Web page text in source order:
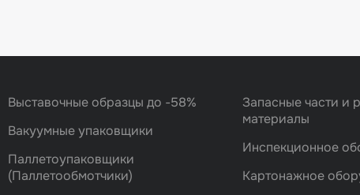
Выставочные образцы до -58%
Вакуумные упаковщики
Паллетоупаковщики
(Паллетообмотчики)
Запасные части и
материалы
Инспекционное
Картонажное